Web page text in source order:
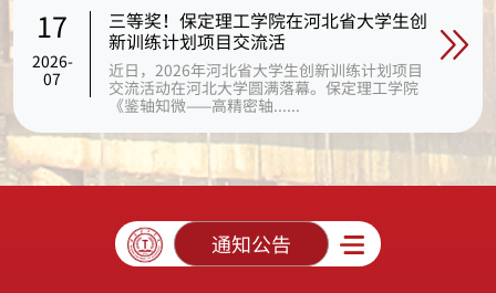
17
2026-
07
三等奖！保定理工学院在河北省大学生创
新训练计划项目交流活
近日，2026年河北省大学生创新训练计划项目
交流活动在河北大学圆满落幕。保定理工学院
《鉴轴知微——高精密轴......
通知公告